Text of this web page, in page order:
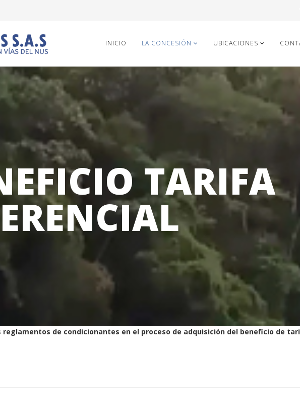
INICIO LA CONCESIÓN UBICACIONES
TARIFA
de condicionantes en el proceso de adquisición del beneficio de